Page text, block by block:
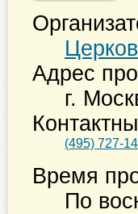
Адрес
г.
(495) 727-
Время
По